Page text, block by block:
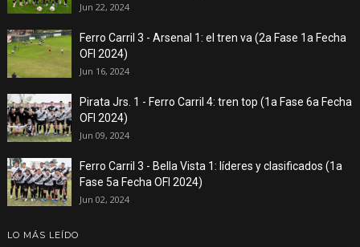
Jun 22, 2024
Ferro Carril 3 - Arsenal 1: el tren va (2a Fase 1a Fecha
OFI 2024)
Jun 16, 2024
Pirata Jrs. 1 - Ferro Carril 4: tren top (1a Fase 6a Fecha
OFI 2024)
Jun 09, 2024
Ferro Carril 3 - Bella Vista 1: líderes y clasificados (1a
Fase 5a Fecha OFI 2024)
Jun 02, 2024
LO MÁS LEÍDO